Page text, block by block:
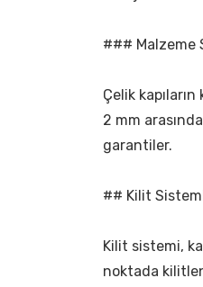
### Malzeme
Çelik
2 mm
garantiler.
## Kilit
Kilit sistemi,
noktada